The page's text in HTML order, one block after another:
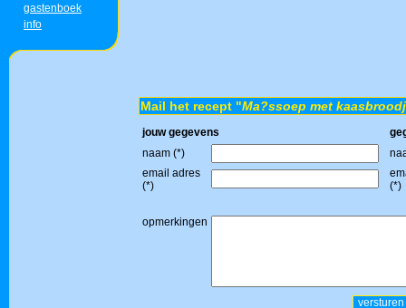
gastenboek
info
Mail het recept "Ma?ssoep met
jouw gegevens
naam (*)
email adres
(*)
(*)
opmerkingen